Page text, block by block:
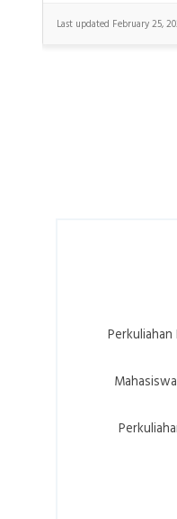
Last updated February 25,